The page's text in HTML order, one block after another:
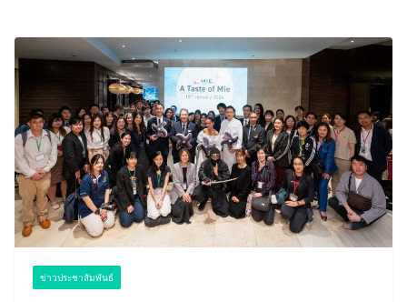
ข่าวประชาสัมพันธ์